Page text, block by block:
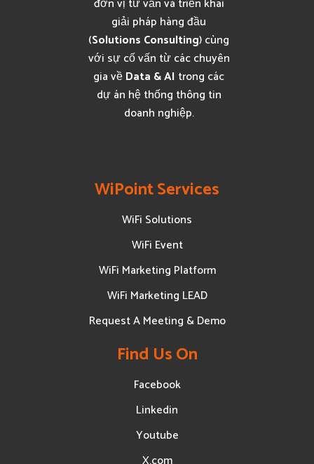
đơn vị tư vấn và triển khai
giải pháp hàng đầu
(Solutions Consulting) cùng
với sự cố vấn từ các chuyên
gia vềData & AI trong các
dự án hệ thống thông tin
doanh nghiệp.
WiPoint Services
WiFi Solutions
WiFi Event
WiFi Marketing Platform
WiFi Marketing LEAD
Request A Meeting & Demo
Find Us On
Facebook
Linkedin
Youtube